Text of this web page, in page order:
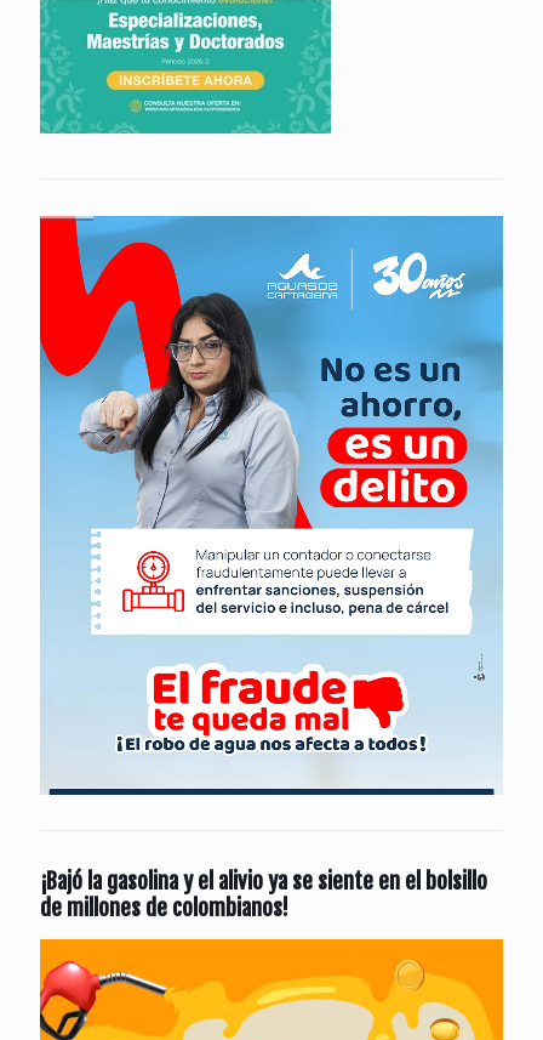
¡Bajó la gasolina y el alivio ya se siente en el bolsillo
de millones de colombianos!
de
vídeo